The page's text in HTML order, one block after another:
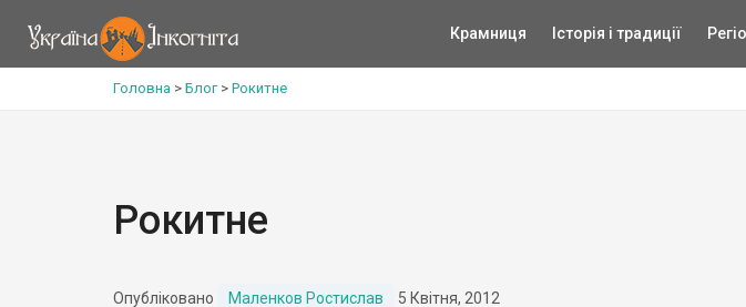
Крамниця Історія і традиції
Головна > Блог> Рокитне
Рокитне
Опубліковано Маленков Ростислав 5 Квітня, 2012